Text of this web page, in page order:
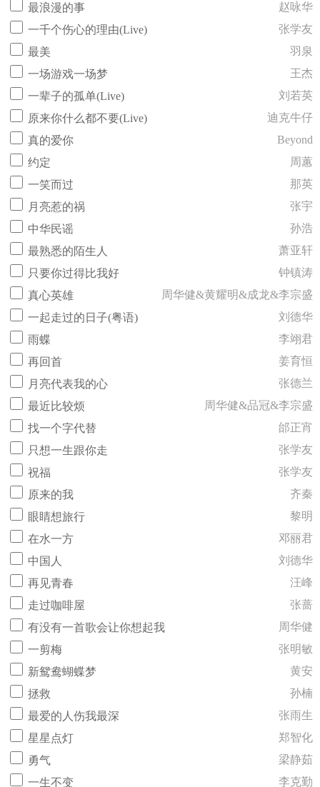
最浪漫的事
赵咏华
一千个伤心的理由(Live)
张学友
最美
羽泉
一场游戏一场梦
王杰
一辈子的孤单(Live)
刘若英
原来你什么都不要(Live)
迪克牛仔
真的爱你
Beyond
约定
周蕙
一笑而过
那英
月亮惹的祸
张宇
中华民谣
孙浩
最熟悉的陌生人
萧亚轩
只要你过得比我好
钟镇涛
真心英雄
周华健&黄耀明&成龙&李宗盛
一起走过的日子(粤语)
刘德华
雨蝶
李翊君
再回首
姜育恒
月亮代表我的心
张德兰
最近比较烦
周华健&品冠&李宗盛
找一个字代替
邰正宵
只想一生跟你走
张学友
祝福
张学友
原来的我
齐秦
眼睛想旅行
黎明
在水一方
邓丽君
中国人
刘德华
再见青春
汪峰
走过咖啡屋
张蔷
有没有一首歌会让你想起我
周华健
一剪梅
张明敏
新鸳鸯蝴蝶梦
黄安
拯救
孙楠
最爱的人伤我最深
张雨生
星星点灯
郑智化
勇气
梁静茹
一生不变
李克勤